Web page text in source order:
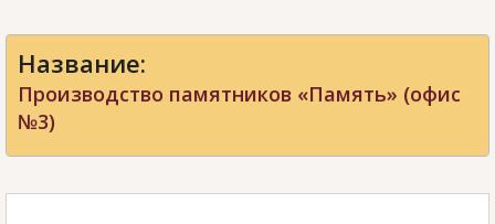
Название:
Производство памятников «Память» (офис
№3)